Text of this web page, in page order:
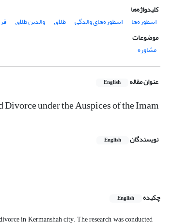
کلیدواژه‌ها
اسطوره‌ها
اسطوره‌های والدگی طلاق والدین طلاق
موضوعات
مشاوره
عنوان مقاله English
under the Auspices of the Imam
نویسندگان English
چکیده
English
in Kermanshah city. The research was conducted